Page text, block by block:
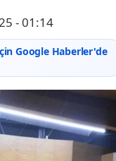
- 01:14
Google Haberler'de